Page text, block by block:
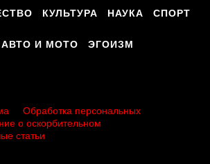
КУЛЬТУРА НАУКА СПОРТ
АВТО И МОТО ЭГОИЗМ
Обработка персональных
о оскорбительном
статьи